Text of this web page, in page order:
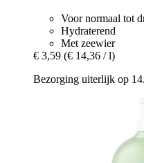
Voor normaal tot
Hydraterend
Met zeewier
€ 3,59 (€ 14,36 / l)
Bezorging uiterlijk op